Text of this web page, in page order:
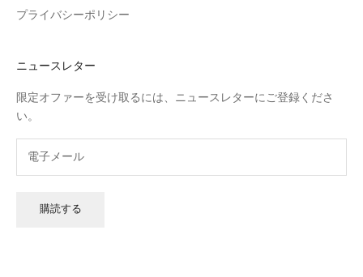
プライバシーポリシー
ニュースレター
限定オファーを受け取るには、ニュースレターにご登録くださ
い。
購読する